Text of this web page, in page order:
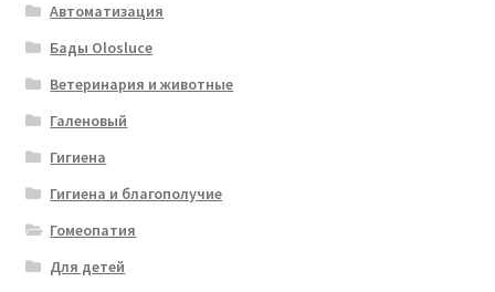
Автоматизация
Бады Olosluce
Ветеринария и животные
Галеновый
Гигиена
Гигиена и благополучие
Гомеопатия
Для детей